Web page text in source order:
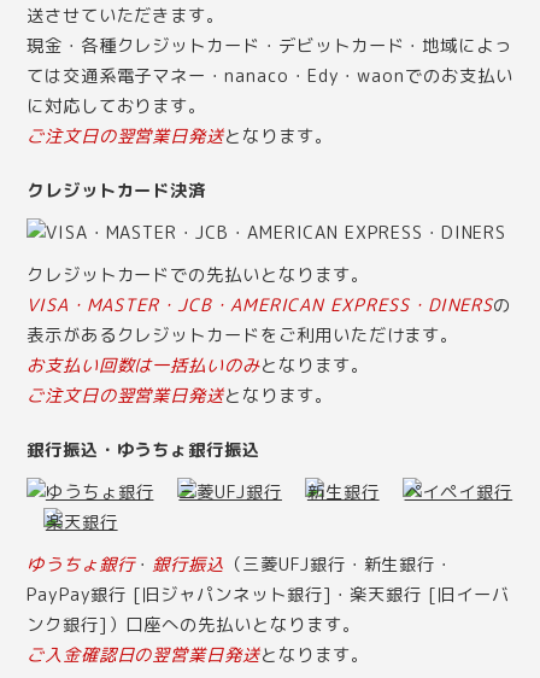
送させていただきます。
現金・各種クレジットカード・デビットカード・地域によっ
ては交通系電子マネー・nanaco・Edy・waonでのお支払い
に対応しております。
ご注文日の翌営業日発送となります。
クレジットカード決済
クレジットカードでの先払いとなります。
VISA・MASTER・JCB・AMERICAN EXPRESS・DINERSの
表示があるクレジットカードをご利用いただけます。
お支払い回数は一括払いのみとなります。
ご注文日の翌営業日発送となります。
銀行振込・ゆうちょ銀行振込
ゆうちょ銀行・銀行振込 （三菱UFJ銀行・新生銀行・
PayPay銀行 [旧ジャパンネット銀行]・楽天銀行 [旧イーバ
ンク銀行]）口座への先払いとなります。
ご入金確認日の翌営業日発送となります。